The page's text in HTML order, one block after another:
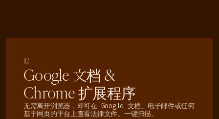
02
Google 文档 &
Chrome 扩展程序
无需离开浏览器，即可在 Google 文档、电子邮件或任何
基于网页的平台上查看法律文件。一键扫描。